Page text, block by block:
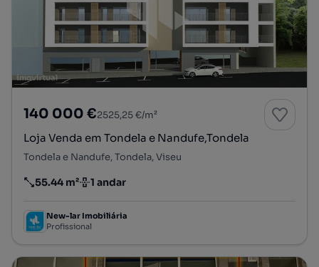
140 000 €2525,25 €/m²
Loja Venda em Tondela e Nandufe,Tondela
Tondela e Nandufe, Tondela, Viseu
Preço por metro quadrado
55.44 m²
Andar 1 andar
New-lar Imobiliária
Profissional